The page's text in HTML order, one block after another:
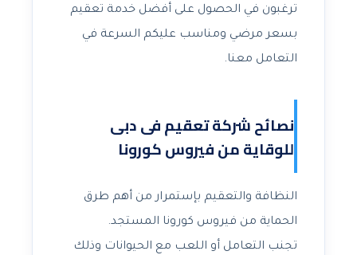
ترغبون في الحصول على أفضل خدمة تعقيم
بسعر مرضي ومناسب عليكم السرعة في
التعامل معنا.
نصائح شركة تعقيم فى دبى
للوقاية من فيروس كورونا
النظافة والتعقيم بإستمرار من أهم طرق
الحماية من فيروس كورونا المستجد.
تجنب التعامل أو اللعب مع الحيوانات وذلك